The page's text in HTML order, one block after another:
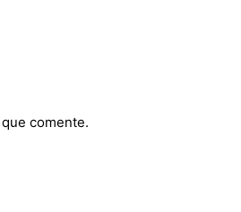
comente.